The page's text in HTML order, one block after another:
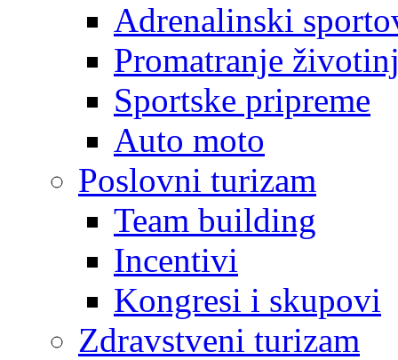
Adrenalinski
Promatranje
Sportske pripreme
Auto moto
Poslovni turizam
Team building
Incentivi
Kongresi i skupovi
Zdravstveni turizam